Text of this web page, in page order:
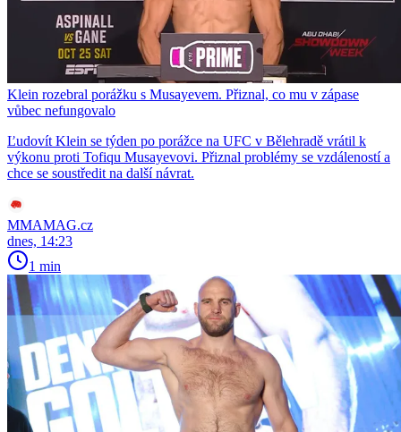
Klein rozebral porážku s Musayevem. Přiznal, co mu v zápase
vůbec nefungovalo
Ľudovít Klein se týden po porážce na UFC v Bělehradě vrátil k
výkonu proti Tofiqu Musayevovi. Přiznal problémy se vzdáleností a
chce se soustředit na další návrat.
MMAMAG.cz
dnes, 14:23
1 min